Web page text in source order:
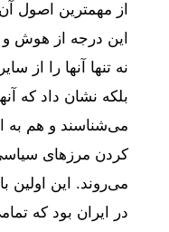
از مهمترین اصول
این درجه از هوش
نه تنها آنها را از
بلکه نشان داد که
می‌شناسند و هم به
کردن مرزهای
می‌روند. این اولین
در ایران بود که